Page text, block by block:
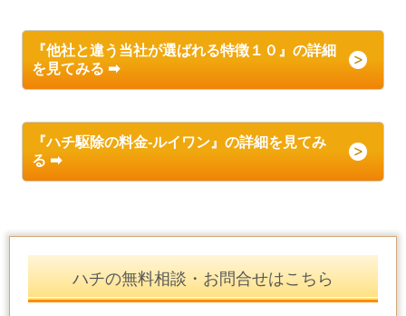
『他社と違う当社が選ばれる特徴１０』の詳細
を見てみる ➡
『ハチ駆除の料金-ルイワン』の詳細を見てみ
る ➡
ハチの無料相談・お問合せはこちら